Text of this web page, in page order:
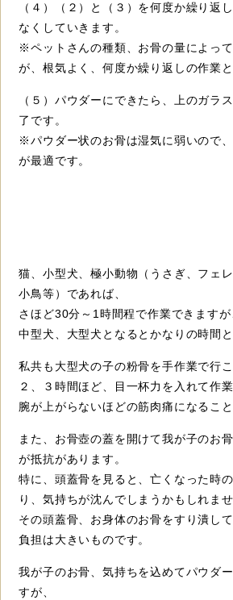
（４）（２）と（３）を何度か繰り返
なくしていきます。
※ペットさんの種類、お骨の量によっ
が、根気よく、何度か繰り返しの作業と
（５）パウダーにできたら、上のガラ
了です。
※パウダー状のお骨は湿気に弱いので
が最適です。
猫、小型犬、極小動物（うさぎ、フェ
小鳥等）であれば、
さほど30分～1時間程で作業できますが
中型犬、大型犬となるとかなりの時間
私共も大型犬の子の粉骨を手作業で行
２、３時間ほど、目一杯力を入れて作
腕が上がらないほどの筋肉痛になること
また、お骨壺の蓋を開けて我が子のお
が抵抗があります。
特に、頭蓋骨を見ると、亡くなった時
り、気持ちが沈んでしまうかもしれませ
その頭蓋骨、お身体のお骨をすり潰し
負担は大きいものです。
我が子のお骨、気持ちを込めてパウダ
すが、